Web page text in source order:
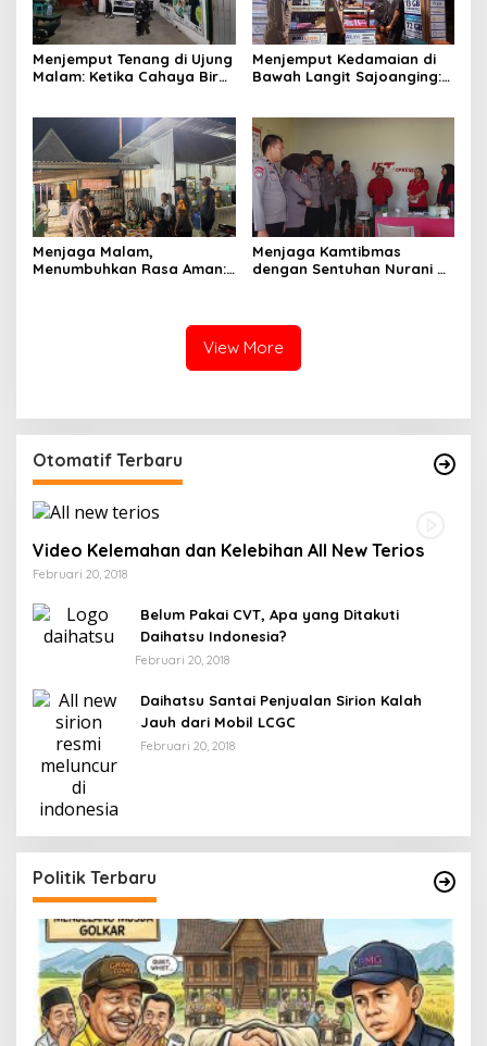
Menjemput Tenang di Ujung
Malam: Ketika Cahaya Biru
Sabbangparu
Menjemput Kedamaian di
Bawah Langit Sajoanging:
Menjaga
Menjaga Malam,
Menumbuhkan Rasa Aman:
Menjaga Kamtibmas
dengan Sentuhan Nurani di
View More
Otomatif Terbaru
Video Kelemahan dan Kelebihan All New Terios
Februari 20, 2018
Belum Pakai CVT, Apa yang Ditakuti
Daihatsu Indonesia?
Februari 20, 2018
Daihatsu Santai Penjualan Sirion Kalah
Jauh dari Mobil LCGC
Februari 20, 2018
Politik Terbaru